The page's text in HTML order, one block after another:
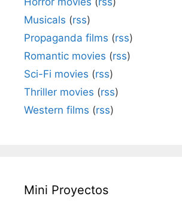
Musicals (rss)
Propaganda films (rss)
Romantic movies (rss)
Sci-Fi movies (rss)
Thriller movies (rss)
Western films (rss)
Mini Proyectos